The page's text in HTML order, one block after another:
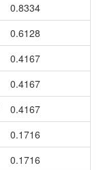
0.8334
0.6128
0.4167
0.4167
0.4167
0.1716
0.1716